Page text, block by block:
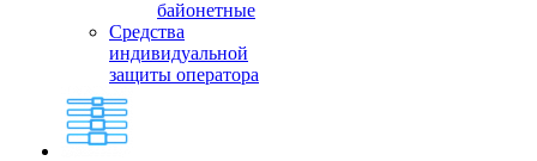
байонетные
Средства
индивидуальной
защиты оператора